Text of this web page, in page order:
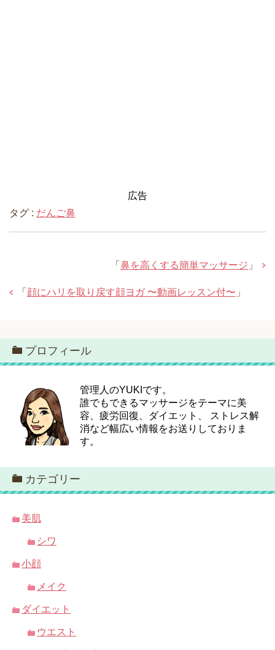
広告
タグ : だんご鼻
「 鼻を高くする簡単マッサージ 」
「 顔にハリを取り戻す顔ヨガ 〜動画レッスン付〜 」
プロフィール
管理人のYUKIです。
誰でもできるマッサージをテーマに美
容、疲労回復、ダイエット、 ストレス解
消など幅広い情報をお送りしておりま
す。
カテゴリー
美肌
シワ
小顔
メイク
ダイエット
ウエスト